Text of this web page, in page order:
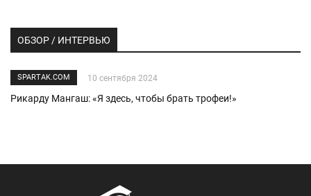
ОБЗОР / ИНТЕРВЬЮ
SPARTAK.COM 10 сентября 2024
Рикарду Мангаш: «Я здесь, чтобы брать трофеи!»